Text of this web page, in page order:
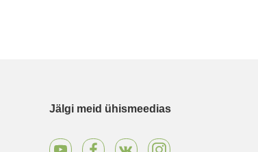
Jälgi meid ühismeedias